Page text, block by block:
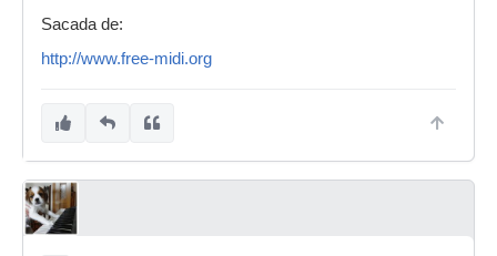
Sacada de:
http://www.free-midi.org